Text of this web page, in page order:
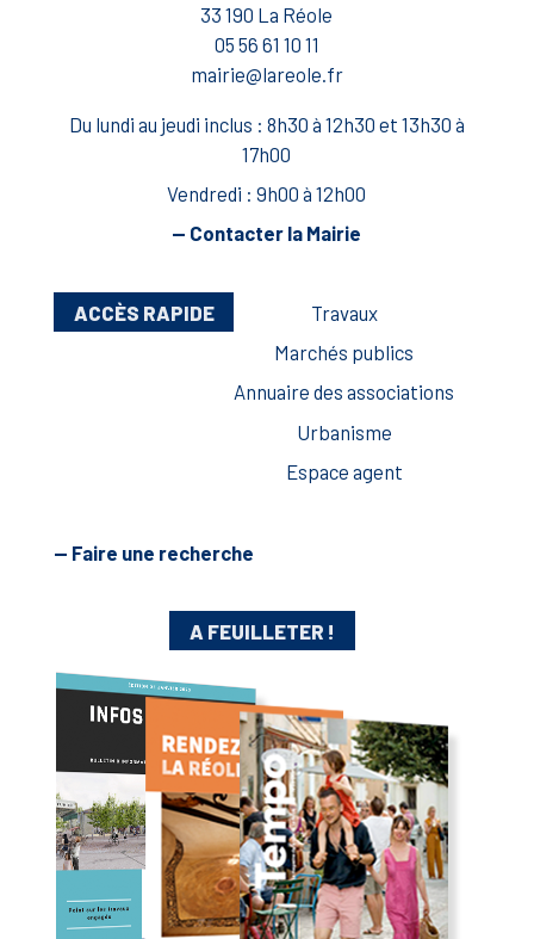
33 190 La Réole
05 56 61 10 11
mairie@lareole.fr
Du lundi au jeudi inclus : 8h30 à 12h30 et 13h30 à
17h00
Vendredi : 9h00 à 12h00
— Contacter la Mairie
ACCÈS RAPIDE
Travaux
Marchés publics
Annuaire des associations
Urbanisme
Espace agent
— Faire une recherche
A FEUILLETER !